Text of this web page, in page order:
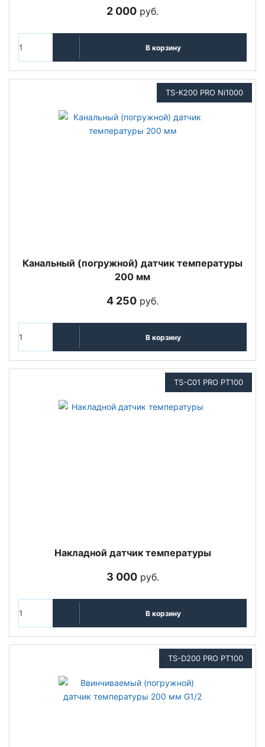
2 000 руб.
В корзину
TS-K200 PRO Ni1000
Канальный (погружной) датчик температуры
200 мм
4 250 руб.
В корзину
TS-C01 PRO PT100
Накладной датчик температуры
3 000руб.
В корзину
TS-D200 PRO PT100